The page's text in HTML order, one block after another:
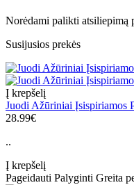
Norėdami palikti atsiliepimą
Susijusios prekės
Į krepšelį
Juodi Ažūriniai Įsispiriamos
28.99€
..
Į krepšelį
Pageidauti Palyginti Greita